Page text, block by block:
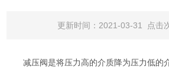
更新时间：2021-03-31 点击
减压阀是将压力高的介质降为压力低的